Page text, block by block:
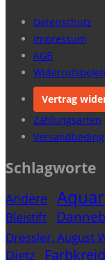
Datenschutz
Impressum
AGB
Vertrag
Zahlungsarten
Schlagworte
Andere
Bleistift
Dressler, August
Dietz